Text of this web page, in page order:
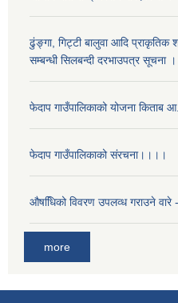
ढुंङ्गा, गिट्टी बालुवा आदि प्राकृतिक
सम्बन्धी सिलबन्दी दरभाउपत्र सूचना ।
फेदाप गाउँपालिकाको योजना
फेदाप गाउँपालिकाको संरचना।।।।
औषधििको विवरण उपलव्ध गराउने
more